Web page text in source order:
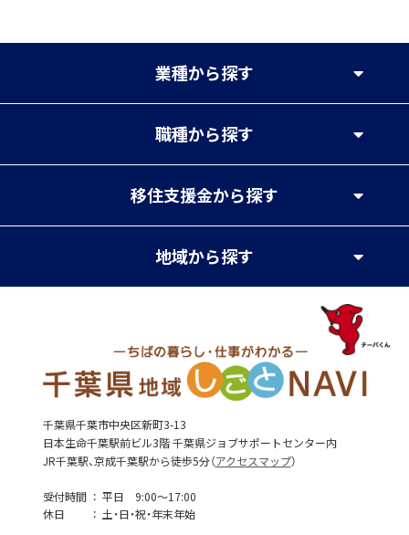
業種から探す
職種から探す
移住支援金から探す
地域から探す
千葉県千葉市中央区新町3-13
日本生命千葉駅前ビル3階 千葉県ジョブサポートセンター内
JR千葉駅、京成千葉駅から徒歩5分（アクセスマップ）
受付時間
平日 9:00～17:00
休日
土・日・祝・年末年始